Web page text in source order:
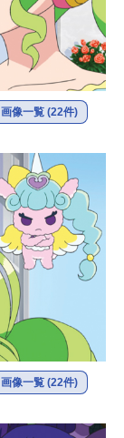
画像一覧 (22件)
画像一覧 (22件)